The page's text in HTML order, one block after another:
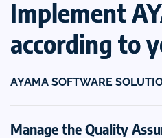
Implement
according to
AYAMA SOFTWARE
Manage the Quality